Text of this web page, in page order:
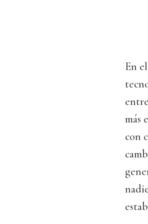
En
más
con